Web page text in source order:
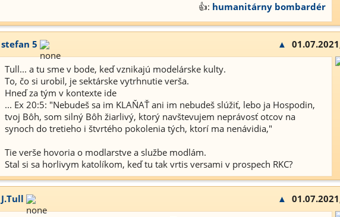
👍: humanitárny bombardér
stefan 5 ▲
Tull... a tu sme v bode, keď vznikajú modelárske kulty.
To, čo si urobil, je sektárske vytrhnutie verša.
Hneď za tým v kontexte ide
... Ex 20:5: "Nebudeš sa im KLAŇAŤ ani im nebudeš slúžiť, lebo ja Hospodin,
tvoj Bôh, som silný Bôh žiarlivý, ktorý navštevujem neprávosť otcov na
synoch do tretieho i štvrtého pokolenia tých, ktorí ma nenávidia,"
Tie verše hovoria o modlarstve a službe modlám.
Stal si sa horlivym katolíkom, keď tu tak vrtis versami v prospech RKC?
J.Tull ▲